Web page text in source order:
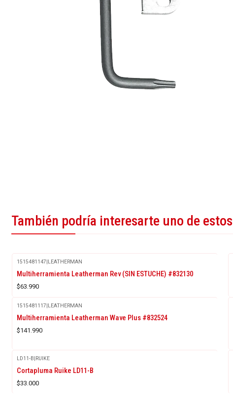
También podría interesarte uno de estos
1515481147|LEATHERMAN
Multiherramienta Leatherman Rev (SIN ESTUCHE) #832130
$63.990
1515481117|LEATHERMAN
Multiherramienta Leatherman Wave Plus #832524
$141.990
LD11-B|RUIKE
Cortapluma Ruike LD11-B
$33.000